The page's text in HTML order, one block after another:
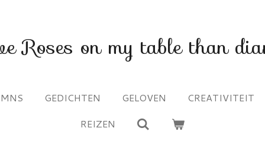
Roses on my table than
GEDICHTEN GELOVEN
CREATIVITEIT
REIZEN